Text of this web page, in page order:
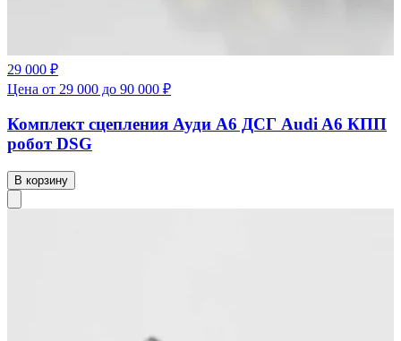
29 000 ₽
Цена от 29 000 до 90 000 ₽
Комплект сцепления Ауди А6 ДСГ Audi A6 КПП
робот DSG
В корзину